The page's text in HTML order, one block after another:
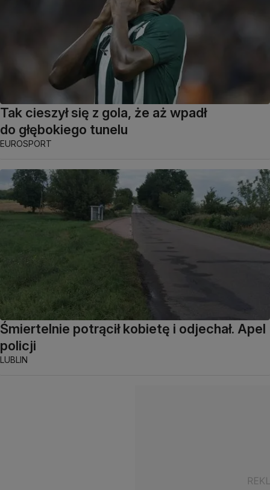
Tak cieszył się z gola, że aż wpadł
do głębokiego tunelu
EUROSPORT
Śmiertelnie potrącił kobietę i odjechał. Apel
policji
LUBLIN